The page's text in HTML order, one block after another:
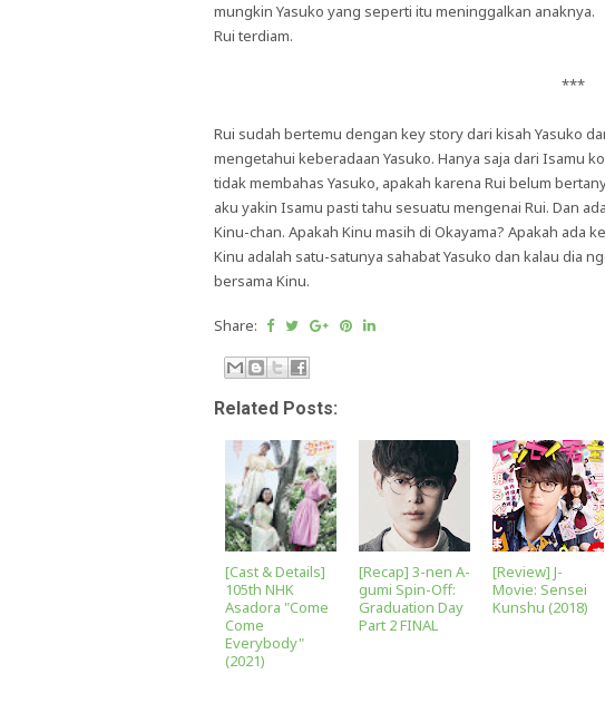
mungkin Yasuko yang seperti itu meninggalkan anaknya.
Rui terdiam.
***
Rui sudah bertemu dengan key story dari kisah Yasuko
mengetahui keberadaan Yasuko. Hanya saja dari Isamu
tidak membahas Yasuko, apakah karena Rui belum
aku yakin Isamu pasti tahu sesuatu mengenai Rui. Dan
Kinu-chan. Apakah Kinu masih di Okayama? Apakah ada
Kinu adalah satu-satunya sahabat Yasuko dan kalau dia
bersama Kinu.
Share:
Related Posts:
[Cast & Details]
105th NHK
Asadora "Come
Come
Everybody"
(2021)
[Recap] 3-nen A-
gumi Spin-Off:
Graduation Day
Part 2 FINAL
[Review] J-
Movie: Sensei
Kunshu (2018)